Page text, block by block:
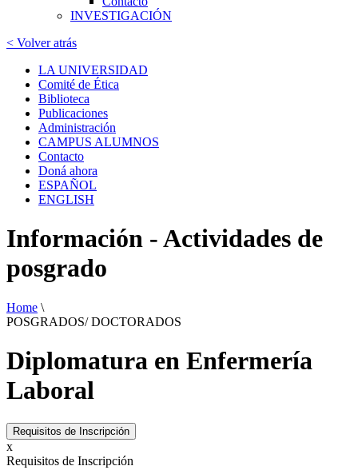
INVESTIGACIÓN
< Volver atrás
LA UNIVERSIDAD
Comité de Ética
Biblioteca
Publicaciones
Administración
CAMPUS ALUMNOS
Contacto
Doná ahora
ESPAÑOL
ENGLISH
Información - Actividades de
posgrado
Home \
POSGRADOS/ DOCTORADOS
Diplomatura en Enfermería
Laboral
Requisitos de Inscripción
x
Requisitos de Inscripción